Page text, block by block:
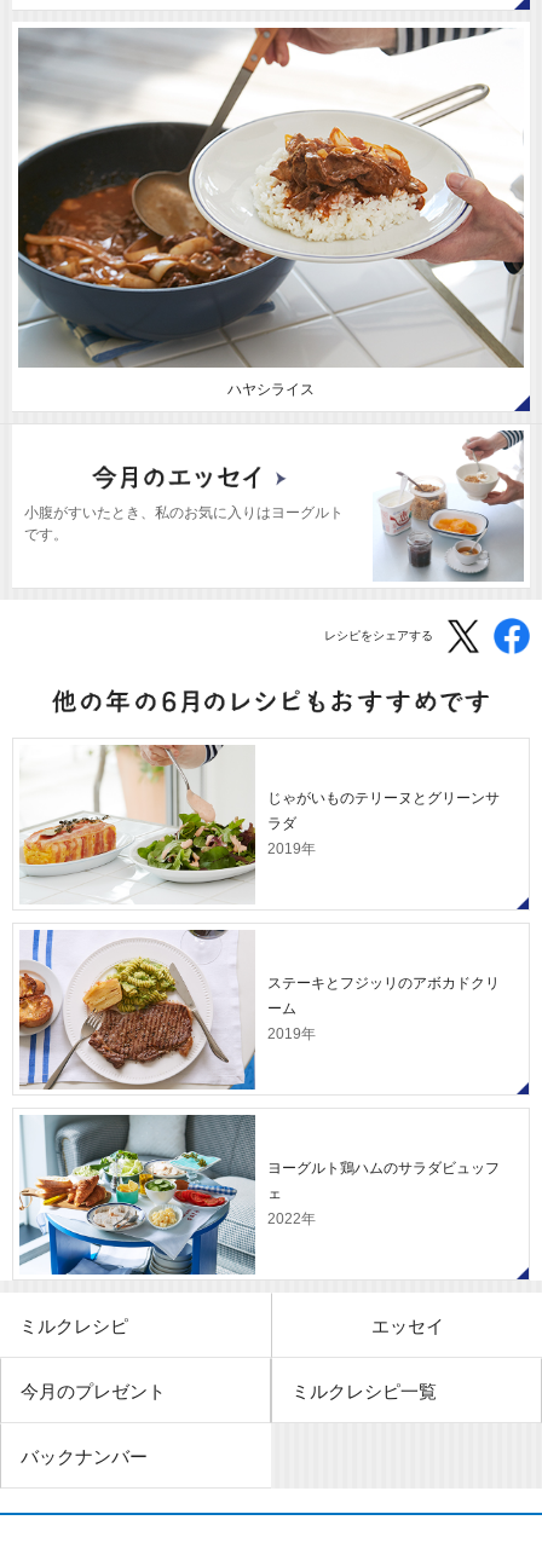
ハヤシライス
小腹がすいたとき、私のお気に入りはヨーグルト
です。
レシピをシェアする
じゃがいものテリーヌとグリーンサ
ラダ
2019年
ステーキとフジッリのアボカドクリ
ーム
2019年
ヨーグルト鶏ハムのサラダビュッフ
ェ
2022年
ミルクレシピ エッセイ
今月のプレゼント ミルクレシピ一覧
バックナンバー